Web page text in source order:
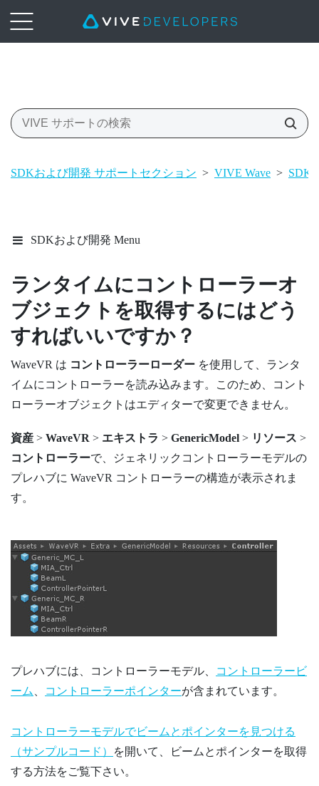
SDKおよび開発 サポートセクション > VIVE Wave > SDK
SDKおよび開発 Menu
ランタイムにコントローラーオ
ブジェクトを取得するにはどう
すればいいですか？
WaveVR は コントローラーローダー を使用して、ランタ
イムにコントローラーを読み込みます。このため、コント
ローラーオブジェクトはエディターで変更できません。
資産 > WaveVR > エキストラ > GenericModel > リソース >
コントローラーで、ジェネリックコントローラーモデルの
プレハブに WaveVR コントローラーの構造が表示されま
す。
プレハブには、コントローラーモデル、
コントローラービ
ーム
コントローラーポインターが含まれています。
コントローラーモデルでビームとポインターを見つける
（サンプルコード）
を開いて、ビームとポインターを取得
する方法をご覧下さい。